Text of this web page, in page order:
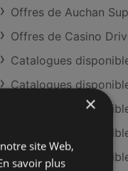
Offres de Auchan
Offres de Casino
Catalogues
Catalogues
Catalogues
Catalogues
Catalogues
×
site Web,
savoir plus